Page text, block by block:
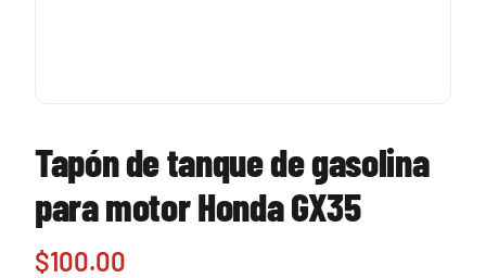
Tapón de tanque de gasolina
para motor Honda GX35
$100.00